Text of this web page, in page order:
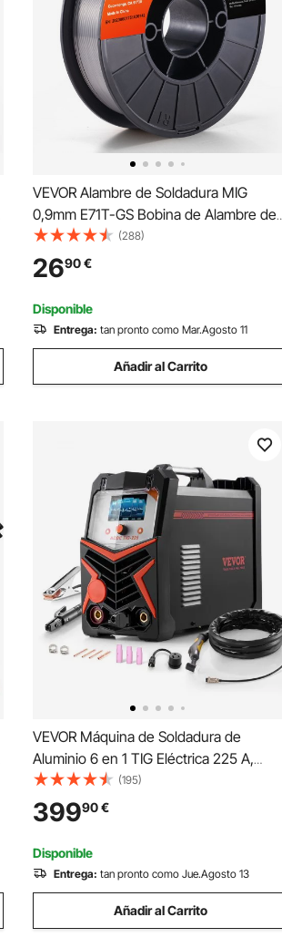
VEVOR Alambre de Soldadura MIG
0,9mm E71T-GS Bobina de Alambre de
Soldadura de Núcleo Fundente Acero
Blando sin Gas 200mm Resistencia a
Tracción 560 MPa Arco Estable de Baja
Salpicadura para Soldadura
(288)
2690€
Disponible
Entrega: tan pronto como Mar.Agosto 11
Añadir al Carrito
VEVOR Máquina de Soldadura de
Aluminio 6 en 1 TIG Eléctrica 225 A,
Pantalla LED Grande, Máquina de
Soldadura TIG con Inversor IGBT, Ideal
para Bricolaje y Uso al Aire Libre, 430 x
210 x 360 mm
(195)
39990€
Disponible
Entrega: tan pronto como Jue.Agosto 13
Añadir al Carrito